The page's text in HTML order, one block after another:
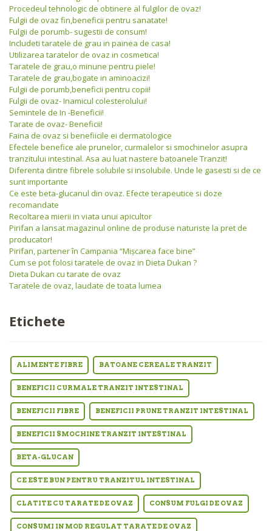
Procedeul tehnologic de obtinere al fulgilor de ovaz!
Fulgii de ovaz fin,beneficii pentru sanatate!
Fulgii de porumb- sugestii de consum!
Includeti taratele de grau in painea de casa!
Utilizarea taratelor de ovaz in cosmetica!
Taratele de grau,o minune pentru piele!
Taratele de grau,bogate in aminoacizi!
Fulgii de porumb,beneficii pentru copii!
Fulgii de ovaz- Inamicul colesterolului!
Semintele de In -Beneficii!
Tarate de ovaz- Beneficii!
Faina de ovaz si benefiicile ei dermatologice
Efectele benefice ale prunelor, curmalelor si smochinelor asupra
tranzitului intestinal. Asa au luat nastere batoanele Tranzit!
Diferenta dintre fibrele solubile si insolubile. Unde le gasesti si de ce
sunt importante
Ce este beta-glucanul din ovaz. Efecte terapeutice si doze
recomandate
Recoltarea mierii in viata unui apicultor
Pirifan a lansat magazinul online de produse naturiste la pret de
producator!
Pirifan, partener în Campania “Mişcarea face bine”
Cum se pot folosi taratele de ovaz in Dieta Dukan ?
Dieta Dukan cu tarate de ovaz
Taratele de ovaz, laudate de toata lumea
Etichete
ALIMENTE FIBRE BATOANE CEREALE TRANZIT
BENEFICII CURMALE TRANZIT INTESTINAL
BENEFICII FIBRE BENEFICII PRUNE TRANZIT INTESTINAL
BENEFICII SMOCHINE TRANZIT INTESTINAL
BETA-GLUCAN
CE ESTE BUN PENTRU TRANZITUL INTESTINAL
CLATITE CU TARATE DE OVAZ CONSUM FULGI DE OVAZ
CONSUMI IN MOD REGULAT TARATE DE OVAZ